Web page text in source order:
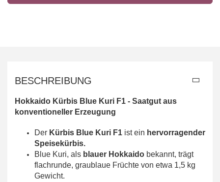
BESCHREIBUNG
Hokkaido Kürbis Blue Kuri F1 - Saatgut aus
konventioneller Erzeugung
Der Kürbis Blue Kuri F1 ist ein hervorragender
Speisekürbis.
Blue Kuri, als blauer Hokkaido bekannt, trägt
flachrunde, graublaue Früchte von etwa 1,5 kg
Gewicht.